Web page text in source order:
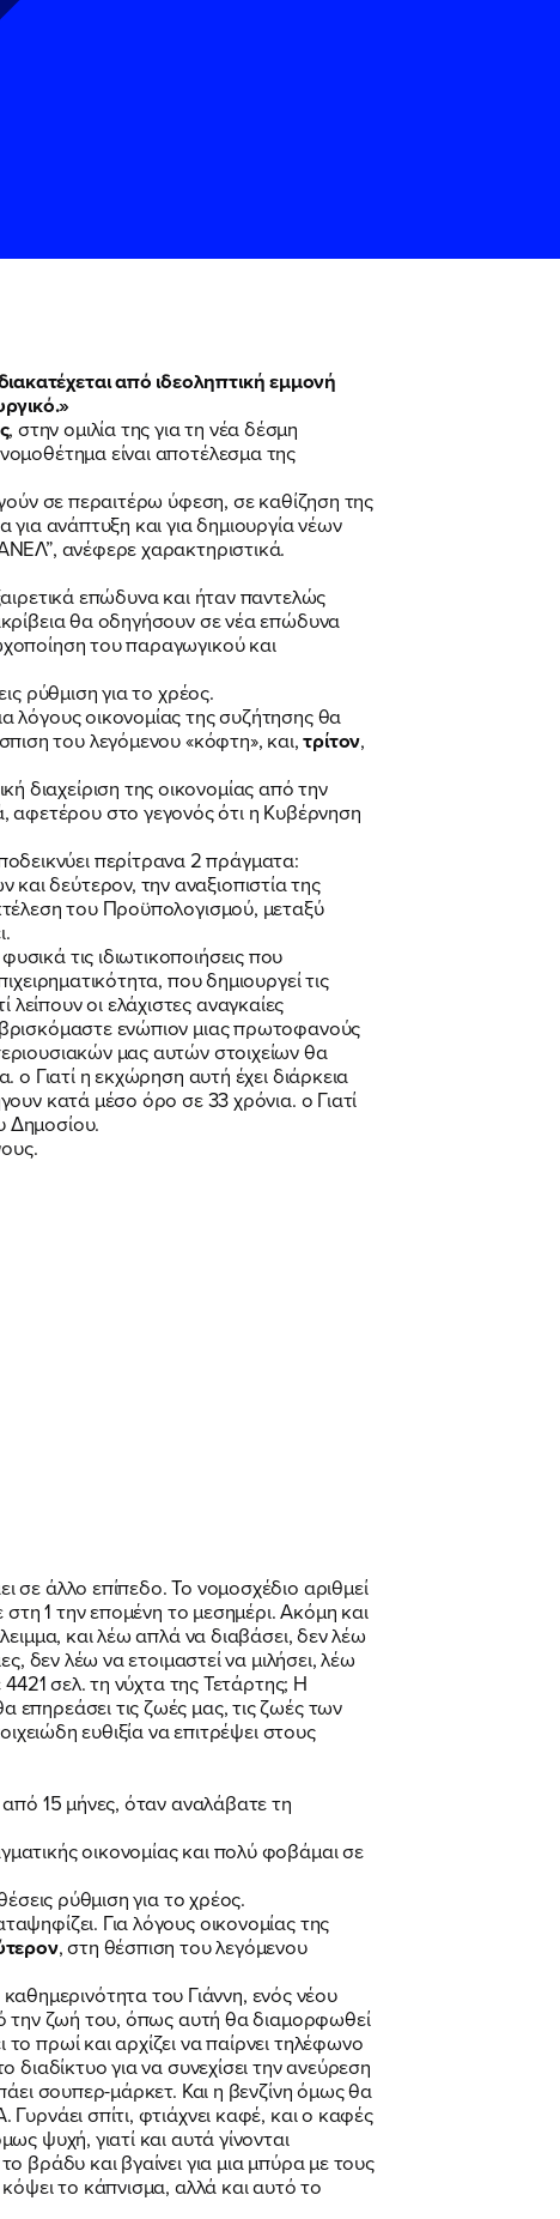
από ιδεοληπτική εμμονή
, στην ομιλία της για τη νέα δέσμη
είναι αποτέλεσμα της
σε περαιτέρω ύφεση, σε καθίζηση της
ανάπτυξη και για δημιουργία νέων
ανέφερε χαρακτηριστικά.
επώδυνα και ήταν παντελώς
θα οδηγήσουν σε νέα επώδυνα
του παραγωγικού και
ρύθμιση για το χρέος.
λόγους οικονομίας της συζήτησης θα
του λεγόμενου «κόφτη», και,τρίτον,
διαχείριση της οικονομίας από την
στο γεγονός ότι η Κυβέρνηση
περίτρανα 2 πράγματα:
δεύτερον, την αναξιοπιστία της
του Προϋπολογισμού, μεταξύ
τις ιδιωτικοποιήσεις που
που δημιουργεί τις
οι ελάχιστες αναγκαίες
ενώπιον μιας πρωτοφανούς
μας αυτών στοιχείων θα
o Γιατί η εκχώρηση αυτή έχει διάρκεια
κατά μέσο όρο σε 33 χρόνια. o Γιατί
Δημοσίου.
σε άλλο επίπεδο. Το νομοσχέδιο αριθμεί
1 την επομένη το μεσημέρι. Ακόμη και
και λέω απλά να διαβάσει, δεν λέω
δεν λέω να ετοιμαστεί να μιλήσει, λέω
σελ. τη νύχτα της Τετάρτης; Η
τις ζωές μας, τις ζωές των
ευθιξία να επιτρέψει στους
από 15 μήνες, όταν αναλάβατε τη
οικονομίας και πολύ φοβάμαι σε
ρύθμιση για το χρέος.
Για λόγους οικονομίας της
, στη θέσπιση του λεγόμενου
του Γιάννη, ενός νέου
την ζωή του, όπως αυτή θα διαμορφωθεί
πρωί και αρχίζει να παίρνει τηλέφωνο
για να συνεχίσει την ανεύρεση
σουπερ-μάρκετ. Και η βενζίνη όμως θα
σπίτι, φτιάχνει καφέ, και ο καφές
ψυχή, γιατί και αυτά γίνονται
βράδυ και βγαίνει για μια μπύρα με τους
το κάπνισμα, αλλά και αυτό το
Όρους Χρήσης του
Όρους Χρήσης του